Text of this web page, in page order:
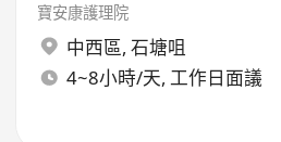
寶安康護理院
中西區, 石塘咀
4~8小時/天, 工作日面議